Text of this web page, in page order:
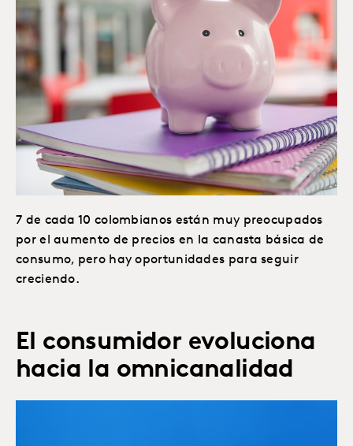
7 de cada 10 colombianos están muy preocupados
por el aumento de precios en la canasta básica de
consumo, pero hay oportunidades para seguir
creciendo.
El consumidor evoluciona
hacia la omnicanalidad